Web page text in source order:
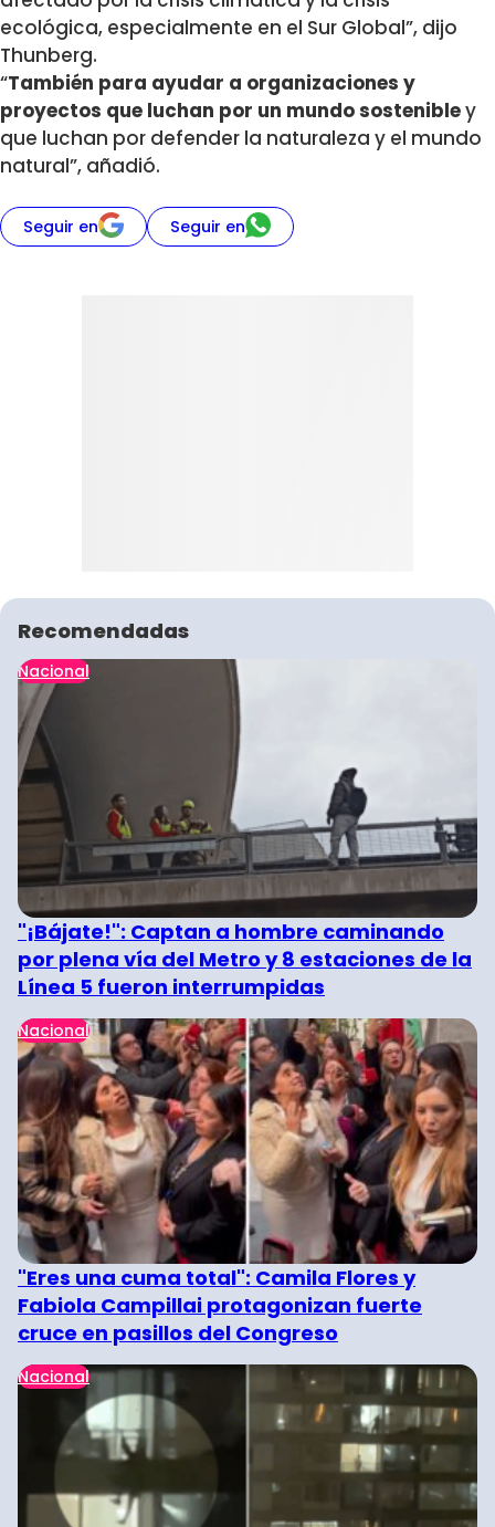
ecológica, especialmente en el Sur Global”, dijo
Thunberg.
“También para ayudar a organizaciones y
proyectos que luchan por un mundo sostenibley
que luchan por defender la naturaleza y el mundo
natural”, añadió.
Seguir en Seguir en
Recomendadas
Nacional
"¡Bájate!": Captan a hombre caminando
por plena vía del Metro y 8 estaciones de la
Línea 5 fueron interrumpidas
Nacional
"Eres una cuma total": Camila Flores y
Fabiola Campillai protagonizan fuerte
cruce en pasillos del Congreso
Nacional